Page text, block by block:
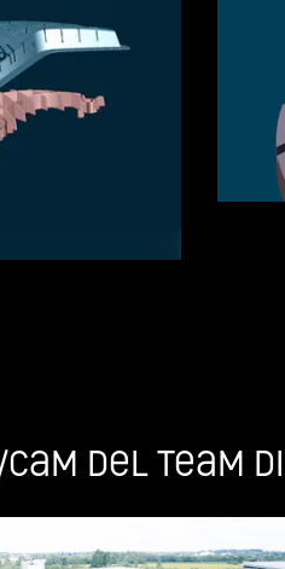
del team